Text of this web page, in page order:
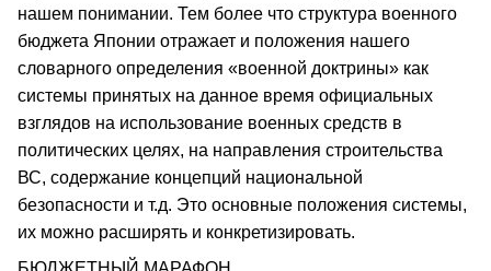
нашем понимании. Тем более что структура военного
бюджета Японии отражает и положения нашего
словарного определения «военной доктрины» как
системы принятых на данное время официальных
взглядов на использование военных средств в
политических целях, на направления строительства
ВС, содержание концепций национальной
безопасности и т.д. Это основные положения системы,
их можно расширять и конкретизировать.